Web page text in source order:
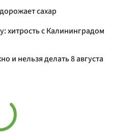
сахар
хитрость с Калининградом
и нельзя делать 8 августа